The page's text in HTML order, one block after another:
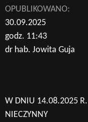
OPUBLIKOWANO:
30.09.2025
godz. 11:43
dr hab. Jowita Guja
W DNIU 14.08.2025 R.
NIECZYNNY